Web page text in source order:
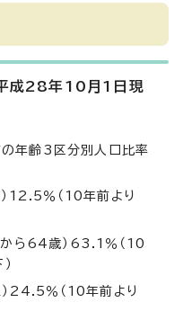
成28年10月1日現
年齢3区分別人口比率
12.5％（10年前より
ら64歳）63.1％（10
24.5％（10年前より